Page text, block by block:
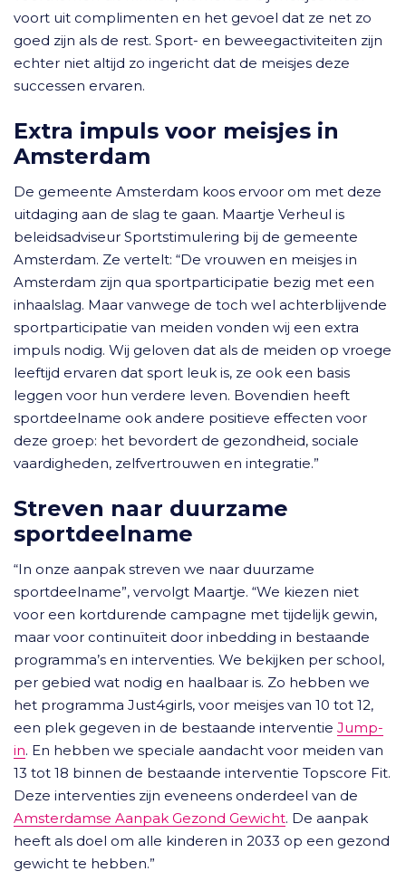
voort uit complimenten en het gevoel dat ze net zo
goed zijn als de rest. Sport- en beweegactiviteiten zijn
echter niet altijd zo ingericht dat de meisjes deze
successen ervaren.
Extra impuls voor meisjes in
Amsterdam
De gemeente Amsterdam koos ervoor om met deze
uitdaging aan de slag te gaan. Maartje Verheul is
beleidsadviseur Sportstimulering bij de gemeente
Amsterdam. Ze vertelt: “De vrouwen en meisjes in
Amsterdam zijn qua sportparticipatie bezig met een
inhaalslag. Maar vanwege de toch wel achterblijvende
sportparticipatie van meiden vonden wij een extra
impuls nodig. Wij geloven dat als de meiden op vroege
leeftijd ervaren dat sport leuk is, ze ook een basis
leggen voor hun verdere leven. Bovendien heeft
sportdeelname ook andere positieve effecten voor
deze groep: het bevordert de gezondheid, sociale
vaardigheden, zelfvertrouwen en integratie.”
Streven naar duurzame
sportdeelname
“In onze aanpak streven we naar duurzame
sportdeelname”, vervolgt Maartje. “We kiezen niet
voor een kortdurende campagne met tijdelijk gewin,
maar voor continuïteit door inbedding in bestaande
programma’s en interventies. We bekijken per school,
per gebied wat nodig en haalbaar is. Zo hebben we
het programma Just4girls, voor meisjes van 10 tot 12,
een plek gegeven in de bestaande interventie Jump-
in. En hebben we speciale aandacht voor meiden van
13 tot 18 binnen de bestaande interventie Topscore Fit.
Deze interventies zijn eveneens onderdeel van de
Amsterdamse Aanpak Gezond Gewicht. De aanpak
heeft als doel om alle kinderen in 2033 op een gezond
gewicht te hebben.”